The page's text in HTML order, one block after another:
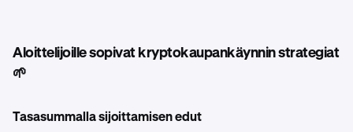
Aloittelijoille sopivat kryptokaupankäynnin strategiat
🌱
Tasasummalla sijoittamisen edut